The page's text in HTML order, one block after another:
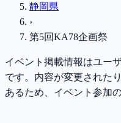
静岡県
›
第5回KA78企画祭
イベント掲載情報はユー
です。内容が変更された
あるため、イベント参加